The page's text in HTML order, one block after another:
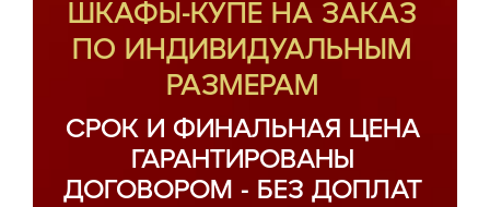
ШКАФЫ-КУПЕ НА ЗАКАЗ
ПО ИНДИВИДУАЛЬНЫМ
РАЗМЕРАМ
СРОК И ФИНАЛЬНАЯ ЦЕНА
ГАРАНТИРОВАНЫ
ДОГОВОРОМ - БЕЗ ДОПЛАТ